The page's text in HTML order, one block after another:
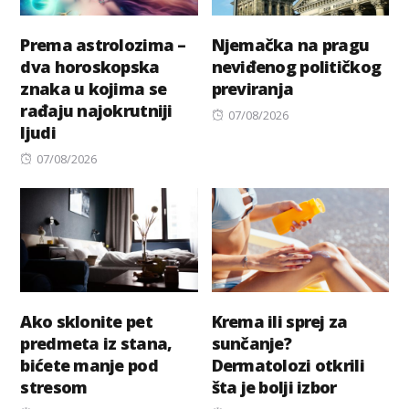
Prema astrolozima –
dva horoskopska
znaka u kojima se
rađaju najokrutniji
ljudi
Posted
07/08/2026
Njemačka na pragu
neviđenog političkog
previranja
Posted
07/08/2026
Ako sklonite pet
predmeta iz stana,
bićete manje pod
stresom
Krema ili sprej za
sunčanje?
Dermatolozi otkrili
šta je bolji izbor